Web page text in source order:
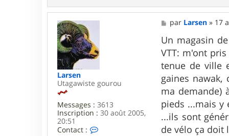
a
c
t
a
g
a
s
2
Larsen
Utagawiste gourou
Messages : 3613
Inscription : 30 août 2005,
20:51
Contact :
M
e
s
s
a
g
e
par Larsen » 17
Un magasin
VTT: m'ont
tenue de ville
gaines
ma demande)
pieds ...mais y
...ils sont
de vélo ça doit